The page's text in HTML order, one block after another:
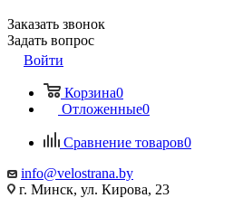
Заказать звонок
Задать вопрос
Войти
Корзина0
Отложенные0
Сравнение товаров0
info@velostrana.by
г. Минск, ул. Кирова, 23